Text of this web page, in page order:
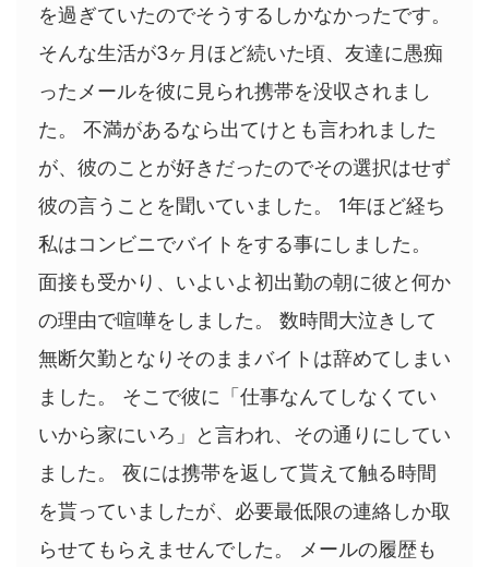
を過ぎていたのでそうするしかなかったです。
そんな生活が3ヶ月ほど続いた頃、友達に愚痴
ったメールを彼に見られ携帯を没収されまし
た。 不満があるなら出てけとも言われました
が、彼のことが好きだったのでその選択はせず
彼の言うことを聞いていました。 1年ほど経ち
私はコンビニでバイトをする事にしました。
面接も受かり、いよいよ初出勤の朝に彼と何か
の理由で喧嘩をしました。 数時間大泣きして
無断欠勤となりそのままバイトは辞めてしまい
ました。 そこで彼に「仕事なんてしなくてい
いから家にいろ」と言われ、その通りにしてい
ました。 夜には携帯を返して貰えて触る時間
を貰っていましたが、必要最低限の連絡しか取
らせてもらえませんでした。 メールの履歴も